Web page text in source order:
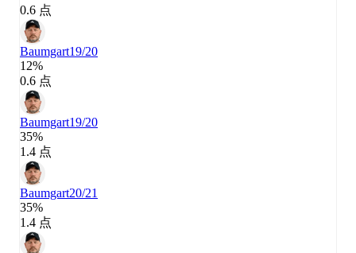
0.6 点
Baumgart19/20
12%
0.6 点
Baumgart19/20
35%
1.4 点
Baumgart20/21
35%
1.4 点